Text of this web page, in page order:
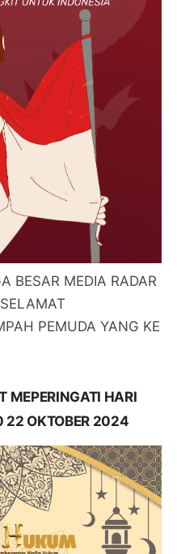
BESAR MEDIA RADAR
PEMUDA YANG KE
MEPERINGATI HARI
22 OKTOBER 2024